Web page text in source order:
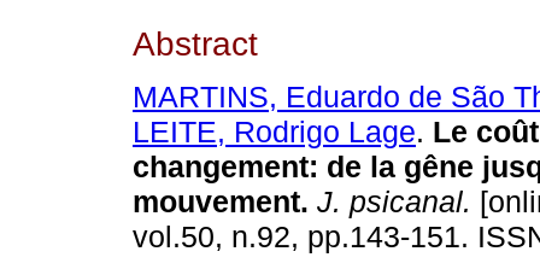
Abstract
MARTINS, Eduardo de São
LEITE, Rodrigo Lage. Le
changement: de la gêne
mouvement. J. psicanal.
vol.50, n.92, pp.143-151.